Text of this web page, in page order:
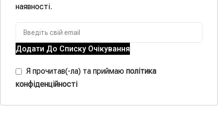
наявності.
Додати До Списку Очікування
Я прочитав(-ла) та приймаю політика
конфіденційності